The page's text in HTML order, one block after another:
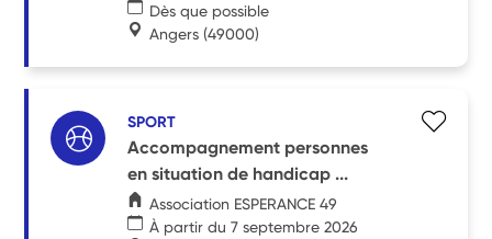
Dès que possible
Angers (49000)
SPORT
Accompagnement personnes
en situation de handicap ...
Association ESPERANCE 49
À partir du 7 septembre 2026